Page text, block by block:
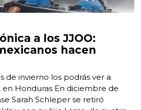
a los JJOO:
hacen
de invierno los podrás ver a
en Honduras En diciembre de
Sarah Schleper se retiró